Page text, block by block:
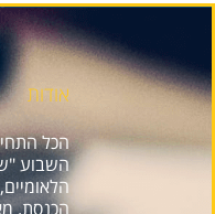
אודות
השבוע
הכנסת.